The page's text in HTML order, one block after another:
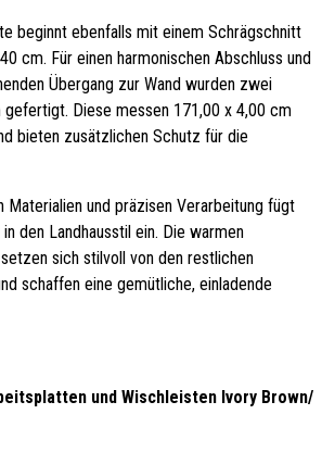
beginnt ebenfalls mit einem Schrägschnitt
cm. Für einen harmonischen Abschluss und
Übergang zur Wand wurden zwei
gefertigt. Diese messen 171,00 x 4,00 cm
bieten zusätzlichen Schutz für die
Materialien und präzisen Verarbeitung fügt
den Landhausstil ein. Die warmen
sich stilvoll von den restlichen
schaffen eine gemütliche, einladende
und Wischleisten Ivory Brown/